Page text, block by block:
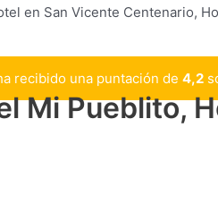
en San Vicente Centenario,
recibido una puntación de 4,2
Mi Pueblito,